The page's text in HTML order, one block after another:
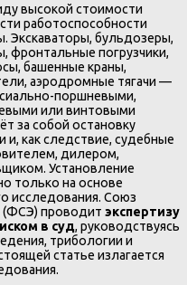
высокой стоимости
работоспособности
Экскаваторы, бульдозеры,
фронтальные погрузчики,
башенные краны,
аэродромные тягачи —
поршневыми,
или винтовыми
за собой остановку
как следствие, судебные
дилером,
Установление
только на основе
исследования. Союз
(ФСЭ) проводит экспертизу
в суд, руководствуясь
трибологии и
статье излагается